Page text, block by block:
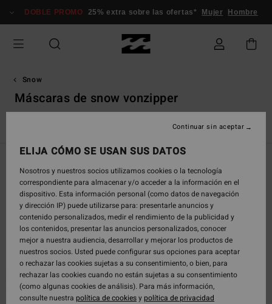
selección
cuadrícula
productos
DOBLE PROMO 25% extra sobre las ofertas* Mujer Hombre
Snow
Máscaras de snow vonzipper
Saltar
criterios
búsqueda
ordenar
ELIJA CÓMO SE USAN SUS DATOS
Nosotros y nuestros socios utilizamos cookies o la tecnología
correspondiente para almacenar y/o acceder a la información en el
dispositivo. Esta información personal (como datos de navegación
y dirección IP) puede utilizarse para: presentarle anuncios y
contenido personalizados, medir el rendimiento de la publicidad y
los contenidos, presentar las anuncios personalizados, conocer
mejor a nuestra audiencia, desarrollar y mejorar los productos de
nuestros socios. Usted puede configurar sus opciones para aceptar
o rechazar las cookies sujetas a su consentimiento, o bien, para
rechazar las cookies cuando no están sujetas a su consentimiento
(como algunas cookies de análisis). Para más información,
consulte nuestra política de cookiesypolítica de privacidad
Continuar sin aceptar